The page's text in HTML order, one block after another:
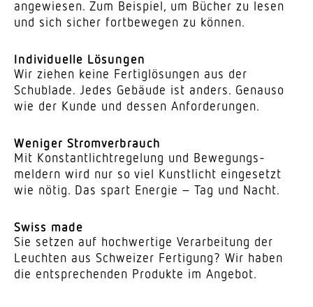
ange­wiesen. Zum Beispiel, um Bücher zu lesen
und sich sicher fort­be­wegen zu können.
Indi­vi­duelle Lösungen
Wir ziehen keine Fertig­lö­sungen aus der
Schublade. Jedes Gebäude ist anders. Genauso
wie der Kunde und dessen Anforderungen.
Weniger Strom­ver­brauch
Mit Konstant­licht­re­gelung und Bewe­gungs­
meldern wird nur so viel Kunst­licht einge­setzt
wie nötig. Das spart Energie – Tag und Nacht.
Swiss made
Sie setzen auf hoch­wertige Verar­beitung der
Leuchten aus Schweizer Fertigung? Wir haben
die entspre­chenden Produkte im Angebot.